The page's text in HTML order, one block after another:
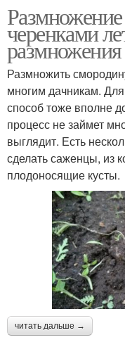
черенками
Размножить
многим дачникам.
способ тоже вполне
процесс не займет
выглядит. Есть
сделать саженцы, из
плодоносящие кусты.
читать дальше →